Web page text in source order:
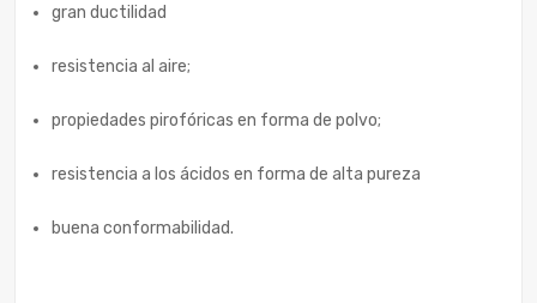
gran ductilidad
resistencia al aire;
propiedades pirofóricas en forma de polvo;
resistencia a los ácidos en forma de alta pureza
buena conformabilidad.